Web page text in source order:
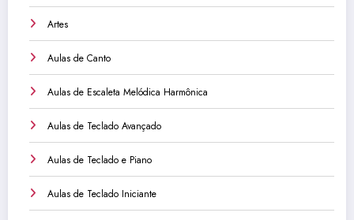
Artes
Aulas de Canto
Aulas de Escaleta Melódica Harmônica
Aulas de Teclado Avançado
Aulas de Teclado e Piano
Aulas de Teclado Iniciante